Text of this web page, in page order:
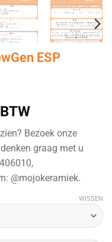
ESP
Bezoek onze
graag met u
@mojokeramiek.
WISSEN